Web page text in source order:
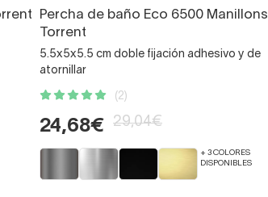
Percha de baño Eco 6500 Manillons
Torrent
5.5x5x5.5 cm doble fijación adhesivo y de
atornillar
(2)
24,68€ 29,04€
+ 3 COLORES
DISPONIBLES